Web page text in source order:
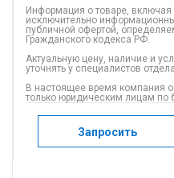
Информация о товаре, включая
исключительно
публичной офертой,
Гражданского кодекса РФ.
Актуальную цену, наличие и
уточнять у специалистов
В настоящее время компания
только юридическим лицам по
Запросить